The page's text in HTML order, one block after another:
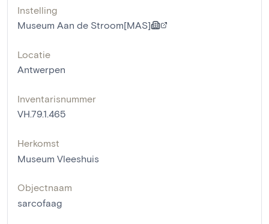
Instelling
Museum Aan de Stroom[MAS]
Locatie
Antwerpen
Inventarisnummer
VH.79.1.465
Herkomst
Museum Vleeshuis
Objectnaam
sarcofaag